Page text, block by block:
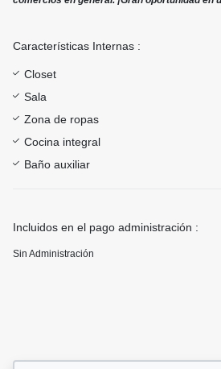
Características Internas :
Closet
Sala
Zona de ropas
Cocina integral
Baño auxiliar
Incluidos en el pago administración :
Sin Administración